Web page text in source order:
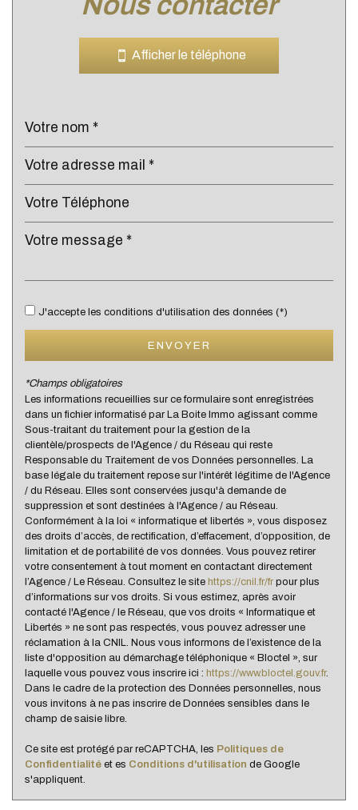
Leaflet |©JawgMaps|© OpenStreetMap
Lycée
Gare ferroviaire
Nous n'avons pas pu déterminer de statistiques pour
cette ville
Afficher le téléphone
J'accepte les conditions d'utilisation des données (*)
ENVOYER
*Champs obligatoires
Les informations recueillies sur ce formulaire sont enregistrées
dans un fichier informatisé par La Boite Immo agissant comme
Sous-traitant du traitement pour la gestion de la
clientèle/prospects de l'Agence / du Réseau qui reste
Responsable du Traitement de vos Données personnelles. La
base légale du traitement repose sur l'intérêt légitime de l'Agence
/ du Réseau. Elles sont conservées jusqu'à demande de
suppression et sont destinées à l'Agence / au Réseau.
Conformément à la loi « informatique et libertés », vous disposez
des droits d’accès, de rectification, d’effacement, d’opposition, de
limitation et de portabilité de vos données. Vous pouvez retirer
votre consentement à tout moment en contactant directement
l’Agence / Le Réseau. Consultez le site https://cnil.fr/fr pour plus
d’informations sur vos droits. Si vous estimez, après avoir
contacté l'Agence / le Réseau, que vos droits « Informatique et
Libertés » ne sont pas respectés, vous pouvez adresser une
réclamation à la CNIL. Nous vous informons de l’existence de la
liste d'opposition au démarchage téléphonique « Bloctel », sur
laquelle vous pouvez vous inscrire ici : https://www.bloctel.gouv.fr.
Dans le cadre de la protection des Données personnelles, nous
vous invitons à ne pas inscrire de Données sensibles dans le
champ de saisie libre.
Ce site est protégé par reCAPTCHA, les Politiques de
Confidentialité et es Conditions d'utilisation de Google
s'appliquent.